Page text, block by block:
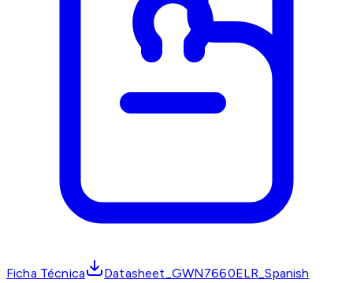
Ficha Técnica Datasheet_GWN7660ELR_Spanish